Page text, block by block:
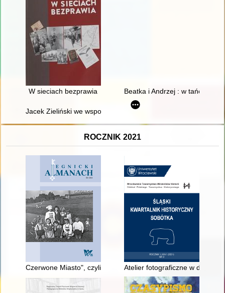
W sieciach bezprawia Beatka i Andrzej : w tańcu
Jacek Zieliński we wspomnieniach fanów
ROCZNIK 2021
Czerwone Miasto", czyli Odkurzanie rockowych śladów
Atelier fotograficzne w dawnej